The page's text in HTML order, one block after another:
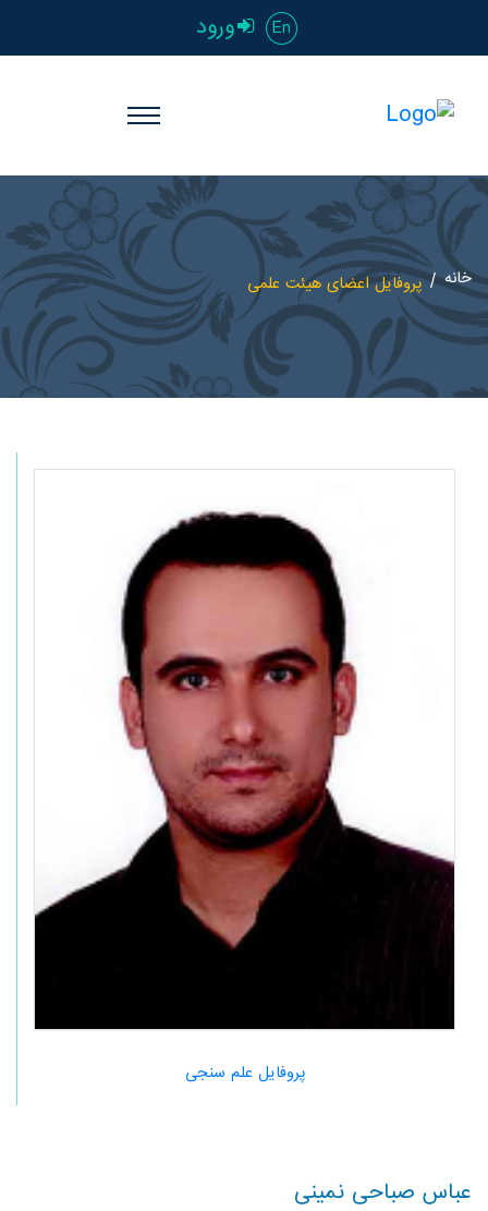
En ورود
خانه پروفایل اعضای هیئت علمی
پروفایل علم سنجی
عباس صباحی نمینی